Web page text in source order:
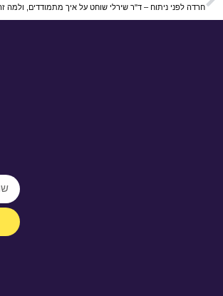
חרדה לפני ניתוח – ד"ר שירלי שוחט על איך מתמודדים, ולמה